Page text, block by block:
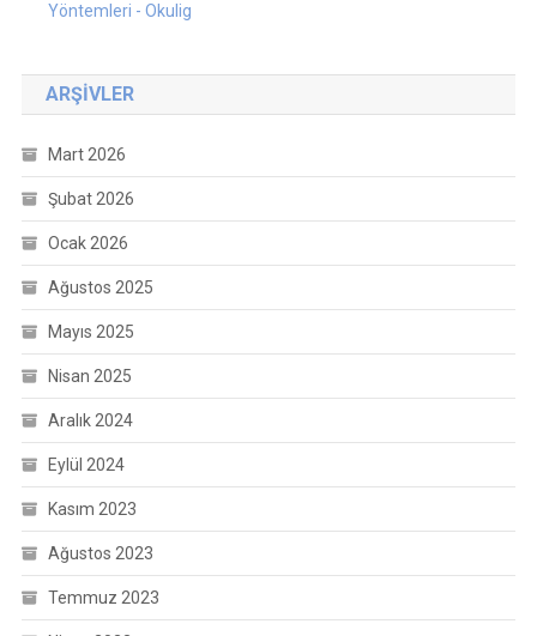
Yöntemleri - Okulig
ARŞIVLER
Mart 2026
Şubat 2026
Ocak 2026
Ağustos 2025
Mayıs 2025
Nisan 2025
Aralık 2024
Eylül 2024
Kasım 2023
Ağustos 2023
Temmuz 2023